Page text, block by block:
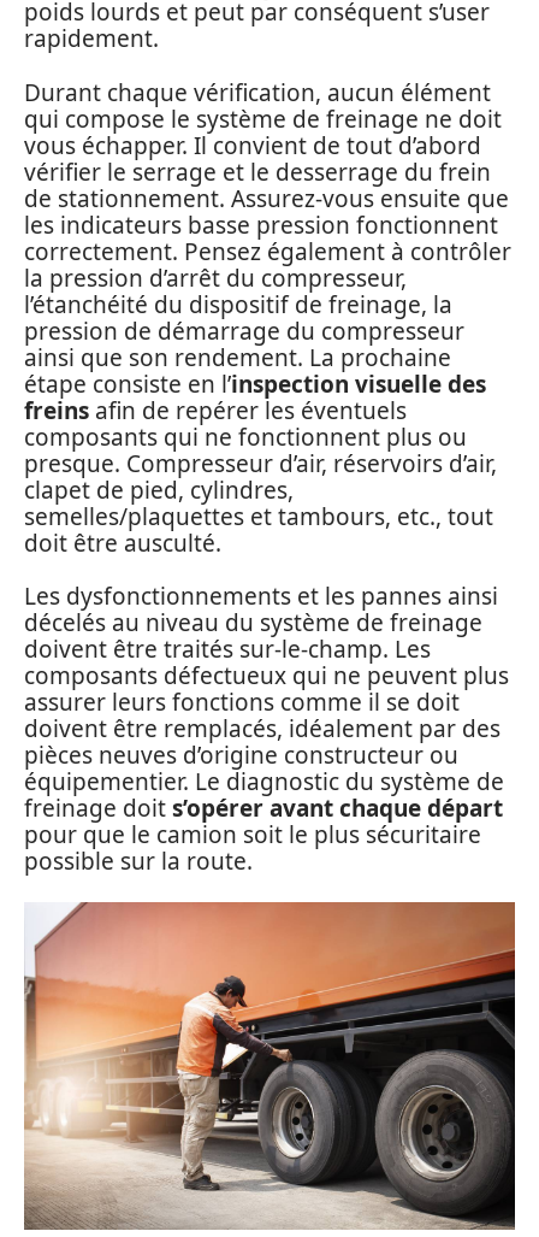
poids lourds et peut par conséquent s’user
rapidement.
Durant chaque vérification, aucun élément
qui compose le système de freinage ne doit
vous échapper. Il convient de tout d’abord
vérifier le serrage et le desserrage du frein
de stationnement. Assurez-vous ensuite que
les indicateurs basse pression fonctionnent
correctement. Pensez également à contrôler
la pression d’arrêt du compresseur,
l’étanchéité du dispositif de freinage, la
pression de démarrage du compresseur
ainsi que son rendement. La prochaine
étape consiste en l’inspection visuelle des
freins afin de repérer les éventuels
composants qui ne fonctionnent plus ou
presque. Compresseur d’air, réservoirs d’air,
clapet de pied, cylindres,
semelles/plaquettes et tambours, etc., tout
doit être ausculté.
Les dysfonctionnements et les pannes ainsi
décelés au niveau du système de freinage
doivent être traités sur-le-champ. Les
composants défectueux qui ne peuvent plus
assurer leurs fonctions comme il se doit
doivent être remplacés, idéalement par des
pièces neuves d’origine constructeur ou
équipementier. Le diagnostic du système de
freinage doits’opérer avant chaque départ
pour que le camion soit le plus sécuritaire
possible sur la route.